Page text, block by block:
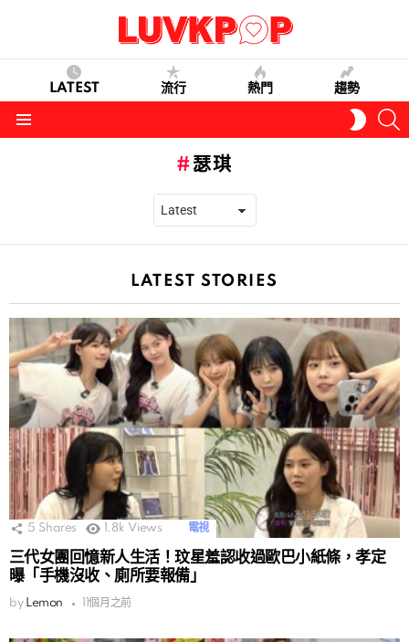
LATEST 流行 熱門 趨勢
SKIN
瑟琪
LATEST STORIES
5 Shares 1.8k Views 電視
三代女團回憶新人生活！玟星羞認收過歐巴小紙條，孝定
曝「手機沒收、廁所要報備」
by Lemon 11個月之前